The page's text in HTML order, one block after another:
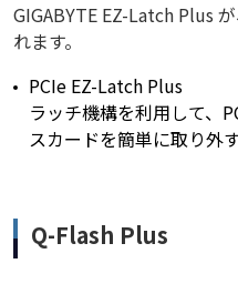
GIGABYTE EZ-Latch Plus
れます。
PCIe EZ-Latch Plus
ラッチ機構を利用して、
スカードを簡単に取り外
Q-Flash Plus